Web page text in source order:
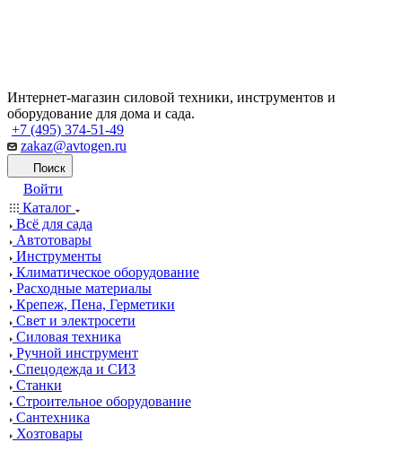
Интернет-магазин силовой техники, инструментов и
оборудование для дома и сада.
+7 (495) 374-51-49
zakaz@avtogen.ru
Поиск
Войти
Каталог
Всё для сада
Автотовары
Инструменты
Климатическое оборудование
Расходные материалы
Крепеж, Пена, Герметики
Свет и электросети
Силовая техника
Ручной инструмент
Спецодежда и СИЗ
Станки
Строительное оборудование
Сантехника
Хозтовары